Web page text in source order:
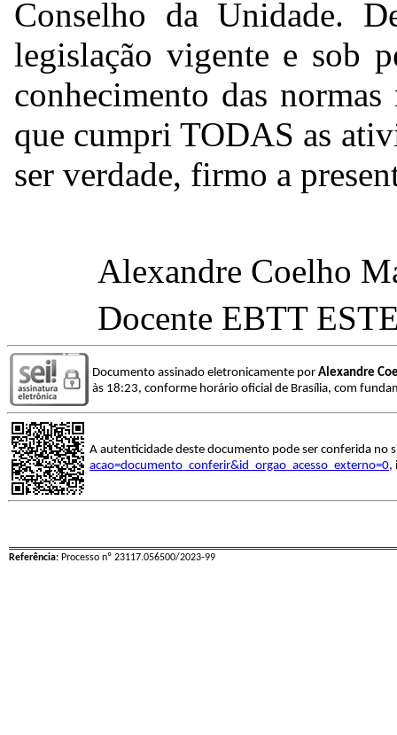
Conselho da Unidade.
legislação vigente e sob
conhecimento das
que cumpri TODAS as
ser verdade, firmo a
Alexandre Coelho
Docente EBTT
Documento assinado eletronicamente por Alexandre
às 18:23, conforme horário oficial de Brasília, com
A autenticidade deste documento pode ser conferida no
acao=documento_conferir&id_orgao_acesso_externo=0,
Referência: Processo nº 23117.056500/2023-99